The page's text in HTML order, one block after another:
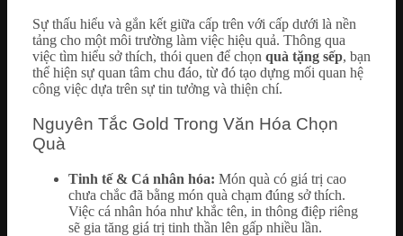
Sự thấu hiểu và gắn kết giữa cấp trên với cấp dưới là nền
tảng cho một môi trường làm việc hiệu quả. Thông qua
việc tìm hiểu sở thích, thói quen để chọn quà tặng sếp, bạn
thể hiện sự quan tâm chu đáo, từ đó tạo dựng mối quan hệ
công việc dựa trên sự tin tưởng và thiện chí.
Nguyên Tắc Gold Trong Văn Hóa Chọn
Quà
Tinh tế & Cá nhân hóa: Món quà có giá trị cao
chưa chắc đã bằng món quà chạm đúng sở thích.
Việc cá nhân hóa như khắc tên, in thông điệp riêng
sẽ gia tăng giá trị tinh thần lên gấp nhiều lần.